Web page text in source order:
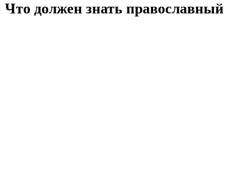
Что должен знать православный